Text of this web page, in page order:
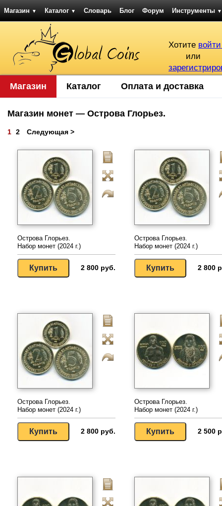
Магазин ▼ Каталог ▼ Словарь Блог Форум Инструменты ▼
Хотите
или
Магазин Каталог Оплата и доставка
Магазин монет — Острова Глорьез.
1 2 Следующая >
Острова Глорьез.
Набор монет (2024 г.)
2 800 руб.
Острова Глорьез.
Набор монет (2024 г.)
2 800
Острова Глорьез.
Набор монет (2024 г.)
2 800 руб.
Острова Глорьез.
Набор монет (2024 г.)
2 500